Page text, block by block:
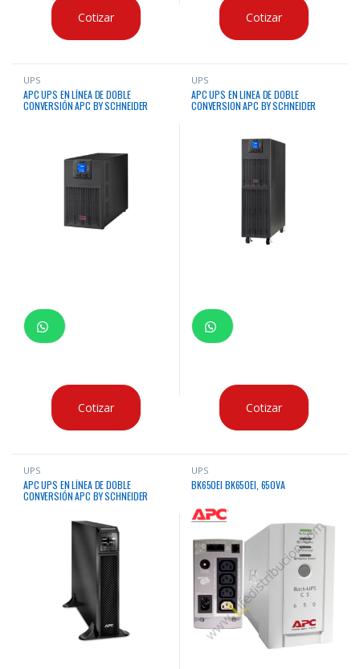
Cotizar Cotizar
UPS
APC UPS EN LÍNEA DE DOBLE
CONVERSIÓN APC BY SCHNEIDER
Cotizar
UPS
APC UPS EN LINEA DE DOBLE
CONVERSION APC BY SCHNEIDER
Cotizar
UPS
APC UPS EN LÍNEA DE DOBLE
CONVERSIÓN APC BY SCHNEIDER
UPS
BK650EI BK650EI, 650VA